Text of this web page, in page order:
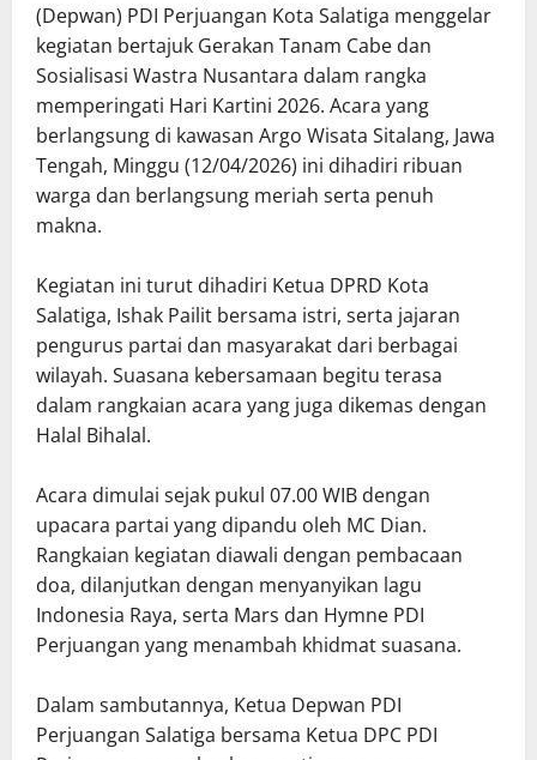
(Depwan) PDI Perjuangan Kota Salatiga menggelar
kegiatan bertajuk Gerakan Tanam Cabe dan
Sosialisasi Wastra Nusantara dalam rangka
memperingati Hari Kartini 2026. Acara yang
berlangsung di kawasan Argo Wisata Sitalang, Jawa
Tengah, Minggu (12/04/2026) ini dihadiri ribuan
warga dan berlangsung meriah serta penuh
makna.
Kegiatan ini turut dihadiri Ketua DPRD Kota
Salatiga, Ishak Pailit bersama istri, serta jajaran
pengurus partai dan masyarakat dari berbagai
wilayah. Suasana kebersamaan begitu terasa
dalam rangkaian acara yang juga dikemas dengan
Halal Bihalal.
Acara dimulai sejak pukul 07.00 WIB dengan
upacara partai yang dipandu oleh MC Dian.
Rangkaian kegiatan diawali dengan pembacaan
doa, dilanjutkan dengan menyanyikan lagu
Indonesia Raya, serta Mars dan Hymne PDI
Perjuangan yang menambah khidmat suasana.
Dalam sambutannya, Ketua Depwan PDI
Perjuangan Salatiga bersama Ketua DPC PDI